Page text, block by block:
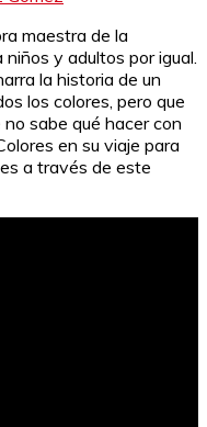
maestra de la
y adultos por igual.
la historia de un
los colores, pero que
sabe qué hacer con
en su viaje para
a través de este